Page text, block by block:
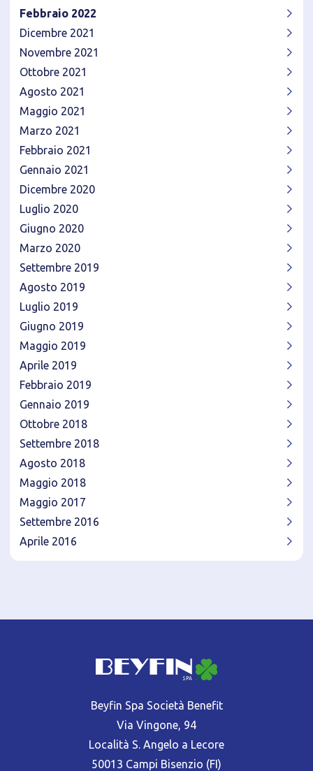
Febbraio 2022
Dicembre 2021
Novembre 2021
Ottobre 2021
Agosto 2021
Maggio 2021
Marzo 2021
Febbraio 2021
Gennaio 2021
Dicembre 2020
Luglio 2020
Giugno 2020
Marzo 2020
Settembre 2019
Agosto 2019
Luglio 2019
Giugno 2019
Maggio 2019
Aprile 2019
Febbraio 2019
Gennaio 2019
Ottobre 2018
Settembre 2018
Agosto 2018
Maggio 2018
Maggio 2017
Settembre 2016
Aprile 2016
Beyfin Spa Società Benefit
Via Vingone, 94
Località S. Angelo a Lecore
50013 Campi Bisenzio (FI)